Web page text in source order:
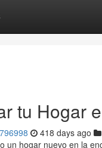
tu Hogar
418 days ago
un hogar nuevo en la